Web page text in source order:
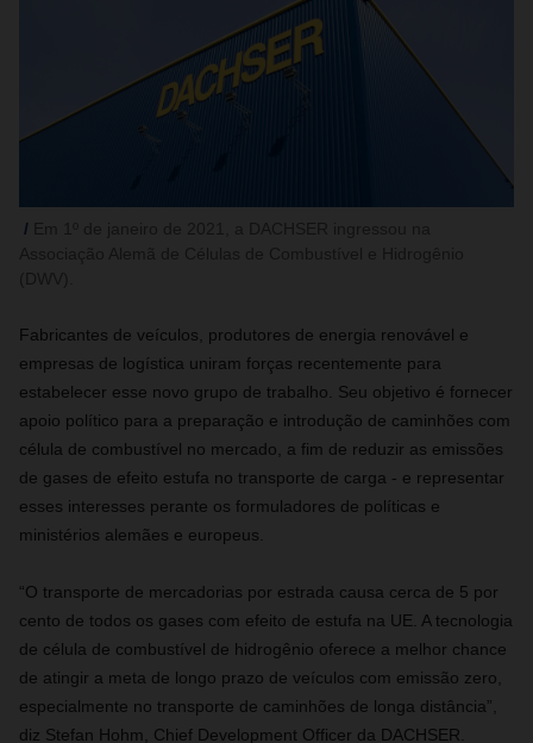
Fabricantes de veículos, produtores de energia renovável e
empresas de logística uniram forças recentemente para
estabelecer esse novo grupo de trabalho. Seu objetivo é fornecer
apoio político para a preparação e introdução de caminhões com
célula de combustível no mercado, a fim de reduzir as emissões
de gases de efeito estufa no transporte de carga - e representar
esses interesses perante os formuladores de políticas e
ministérios alemães e europeus.
“O transporte de mercadorias por estrada causa cerca de 5 por
cento de todos os gases com efeito de estufa na UE. A tecnologia
de célula de combustível de hidrogênio oferece a melhor chance
de atingir a meta de longo prazo de veículos com emissão zero,
especialmente no transporte de caminhões de longa distância”,
diz Stefan Hohm, Chief Development Officer da DACHSER.